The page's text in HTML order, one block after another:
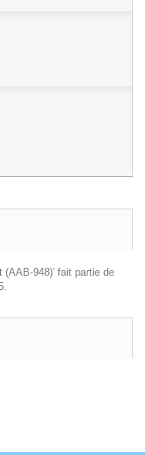
(AAB-948)' fait partie de